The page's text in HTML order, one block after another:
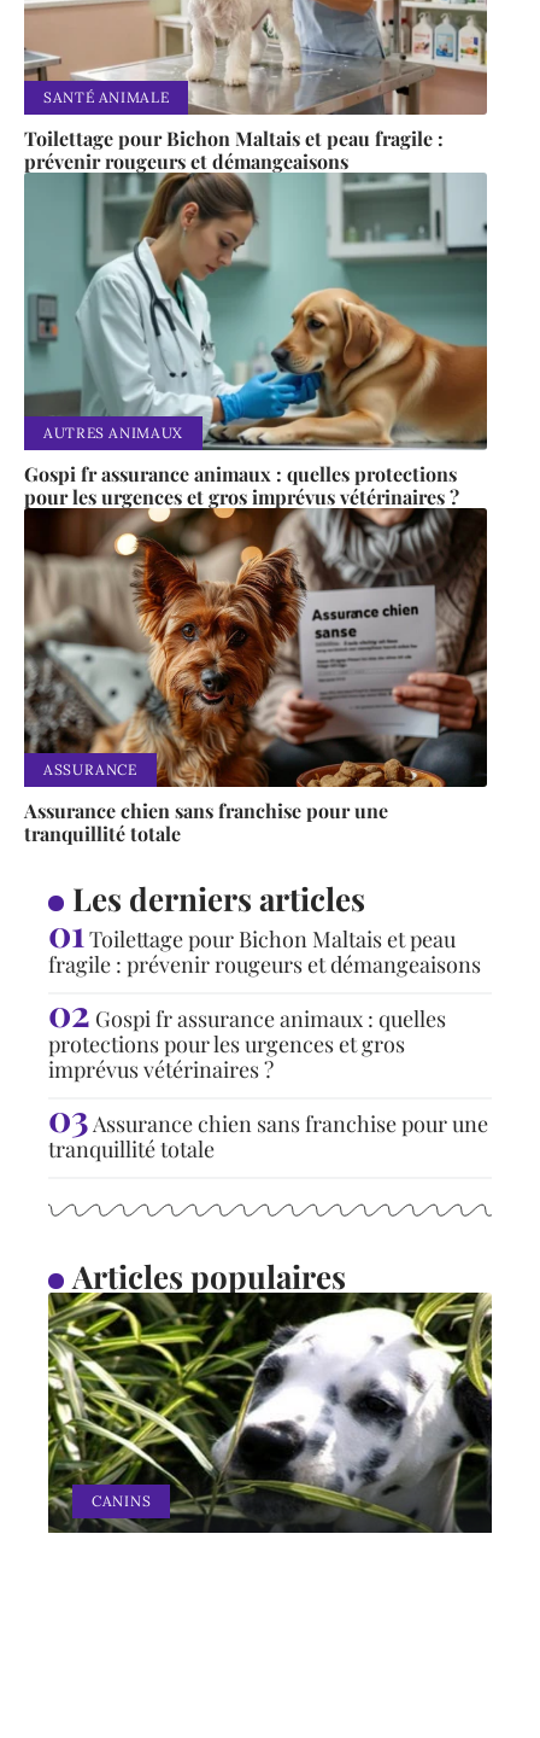
SANTÉ ANIMALE
Toilettage pour Bichon Maltais et peau fragile :
prévenir rougeurs et démangeaisons
AUTRES ANIMAUX
Gospi fr assurance animaux : quelles protections
pour les urgences et gros imprévus vétérinaires ?
ASSURANCE
Assurance chien sans franchise pour une
tranquillité totale
Les derniers articles
Toilettage pour Bichon Maltais et peau
fragile : prévenir rougeurs et démangeaisons
Gospi fr assurance animaux : quelles
protections pour les urgences et gros
imprévus vétérinaires ?
Assurance chien sans franchise pour une
tranquillité totale
Articles populaires
CANINS
Pourquoi mon chien